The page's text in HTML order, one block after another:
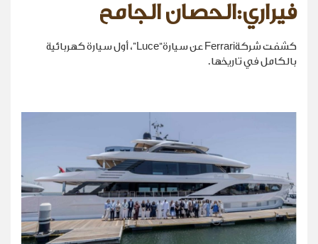
فيراري:الحصان الجامح
كشفت شركةFerrari عن سيارة“Luce”، أول سيارة كهربائية
بالكامل في تاريخها.